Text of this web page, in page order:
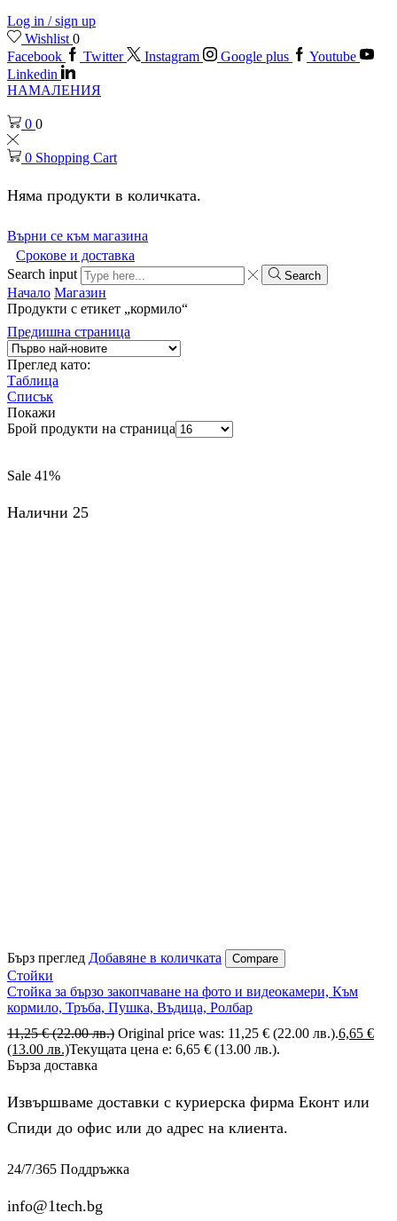
Log in / sign up
Wishlist 0
Facebook
Twitter Instagram Google plus
Youtube
Linkedin
НАМАЛЕНИЯ
0 0
0 Shopping Cart
Няма продукти в количката.
Върни се към магазина
Срокове и доставка
Search input
Search
Начало Магазин
Продукти с етикет „кормило“
Предишна страница
Преглед като:
Таблица
Списък
Покажи
Брой продукти на страница
Sale 41%
Налични 25
Бърз преглед Добавяне в количката Compare
Стойки
Стойка за бързо закопчаване на фото и видеокамери, Към
кормило, Тръба, Пушка, Въдица, Ролбар
11,25€ (22.00 лв.) Original price was: 11,25 € (22.00 лв.).6,65 €
(13.00 лв.)Текущата цена е: 6,65 € (13.00 лв.).
Бърза доставка
Извършваме доставки с куриерска фирма Еконт или
Спиди до офис или до адрес на клиента.
24/7/365 Поддръжка
info@1tech.bg